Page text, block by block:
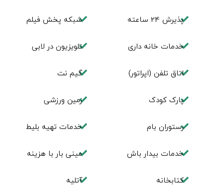
پذیرش 24 ساعته شبکه پخش فیلم
خدمات خانه داری تلویزیون در لابی
اتاق تلفن (اپراتور) گیم نت
پارک کودک زمین ورزشی
رستوران بام خدمات تهيه بليط
خدمات بیدار باش مینی بار با هزینه
كتابخانه آتلیه